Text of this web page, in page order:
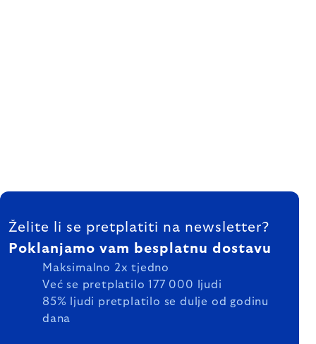
FOOTER
Želite li se pretplatiti na newsletter?
Poklanjamo vam besplatnu dostavu
Maksimalno 2x tjedno
Već se pretplatilo 177 000 ljudi
85% ljudi pretplatilo se dulje od godinu
dana